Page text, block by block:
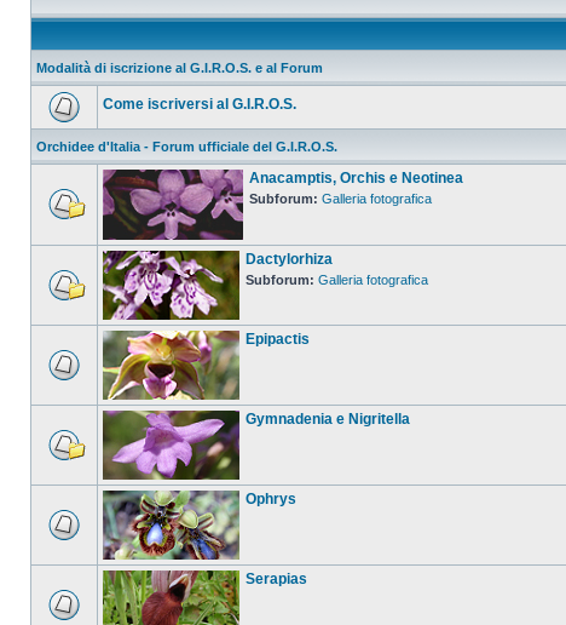
Modalità di iscrizione al G.I.R.O.S. e al Forum
Come iscriversi al G.I.R.O.S.
Orchidee d'Italia - Forum ufficiale del G.I.R.O.S.
Anacamptis, Orchis e Neotinea
Subforum: Galleria fotografica
Dactylorhiza
Subforum: Galleria fotografica
Epipactis
Gymnadenia e Nigritella
Ophrys
Serapias